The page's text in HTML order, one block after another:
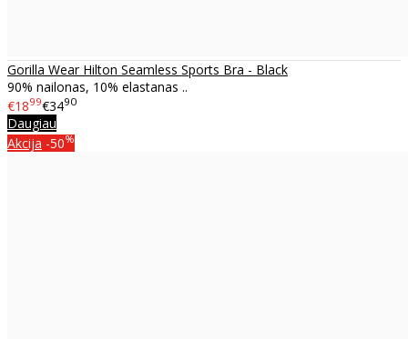
Gorilla Wear Hilton Seamless Sports Bra - Black
90% nailonas, 10% elastanas ..
€1899€3490
Daugiau
Akcija -50%